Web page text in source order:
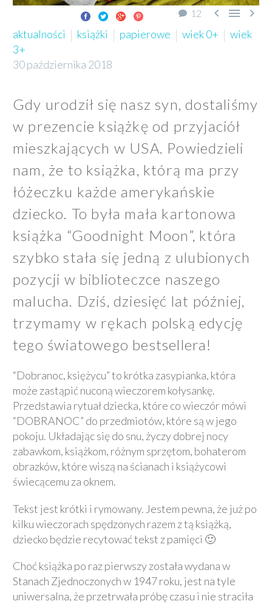
12   
aktualności książki papierowe wiek 0+
wiek
3+
30 października 2018
Gdy urodził się nasz syn, dostaliśmy
w prezencie książkę od przyjaciół
mieszkających w USA. Powiedzieli
nam, że to książka, którą ma przy
łóżeczku każde amerykańskie
dziecko. To była mała kartonowa
książka “Goodnight Moon”, która
szybko stała się jedną z ulubionych
pozycji w biblioteczce naszego
malucha. Dziś, dziesięć lat później,
trzymamy w rękach polską edycję
tego światowego bestsellera!
“Dobranoc, księżycu” to krótka zasypianka, która
może zastąpić nuconą wieczorem kołysankę.
Przedstawia rytuał dziecka, które co wieczór mówi
“DOBRANOC” do przedmiotów, które są w jego
pokoju. Układając się do snu, życzy dobrej nocy
zabawkom, książkom, różnym sprzętom, bohaterom
obrazków, które wiszą na ścianach i książycowi
świecącemu za oknem.
Tekst jest krótki i rymowany. Jestem pewna, że już po
kilku wieczorach spędzonych razem z tą książką,
dziecko będzie recytować tekst z pamięci 🙂
Choć książka po raz pierwszy została wydana w
Stanach Zjednoczonych w 1947 roku, jest na tyle
uniwersalna, że przetrwała próbę czasu i nie straciła